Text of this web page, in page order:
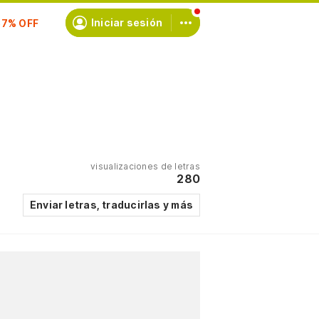
Iniciar sesión
visualizaciones de letras
280
Enviar letras, traducirlas y más